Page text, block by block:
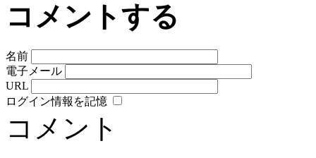
コメントする
名前
電子メール
URL
ログイン情報を記憶
コメント